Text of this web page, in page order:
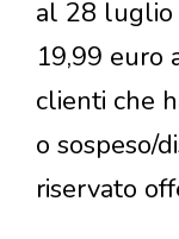
al 28 luglio
19,99 euro
clienti che
o sospeso/
riservato